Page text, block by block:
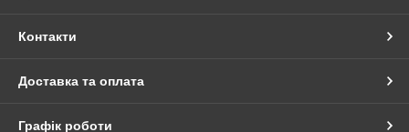
Контакти
Доставка та оплата
Графік роботи